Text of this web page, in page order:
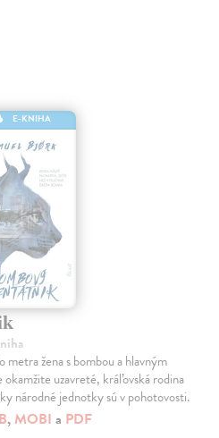
E-KNIHA
žena s bombou a hlavným
uzavreté, kráľovská rodina
národné jednotky sú v pohotovosti.
, MOBI a PDF